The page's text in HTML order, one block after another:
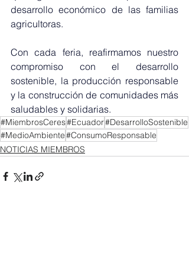
desarrollo económico de las familias
agricultoras.
Con cada feria, reafirmamos nuestro
compromiso con el desarrollo
sostenible, la producción responsable
y la construcción de comunidades más
saludables y solidarias.
#MiembrosCeres#Ecuador#DesarrolloSostenible
#MedioAmbiente#ConsumoResponsable
NOTICIAS MIEMBROS